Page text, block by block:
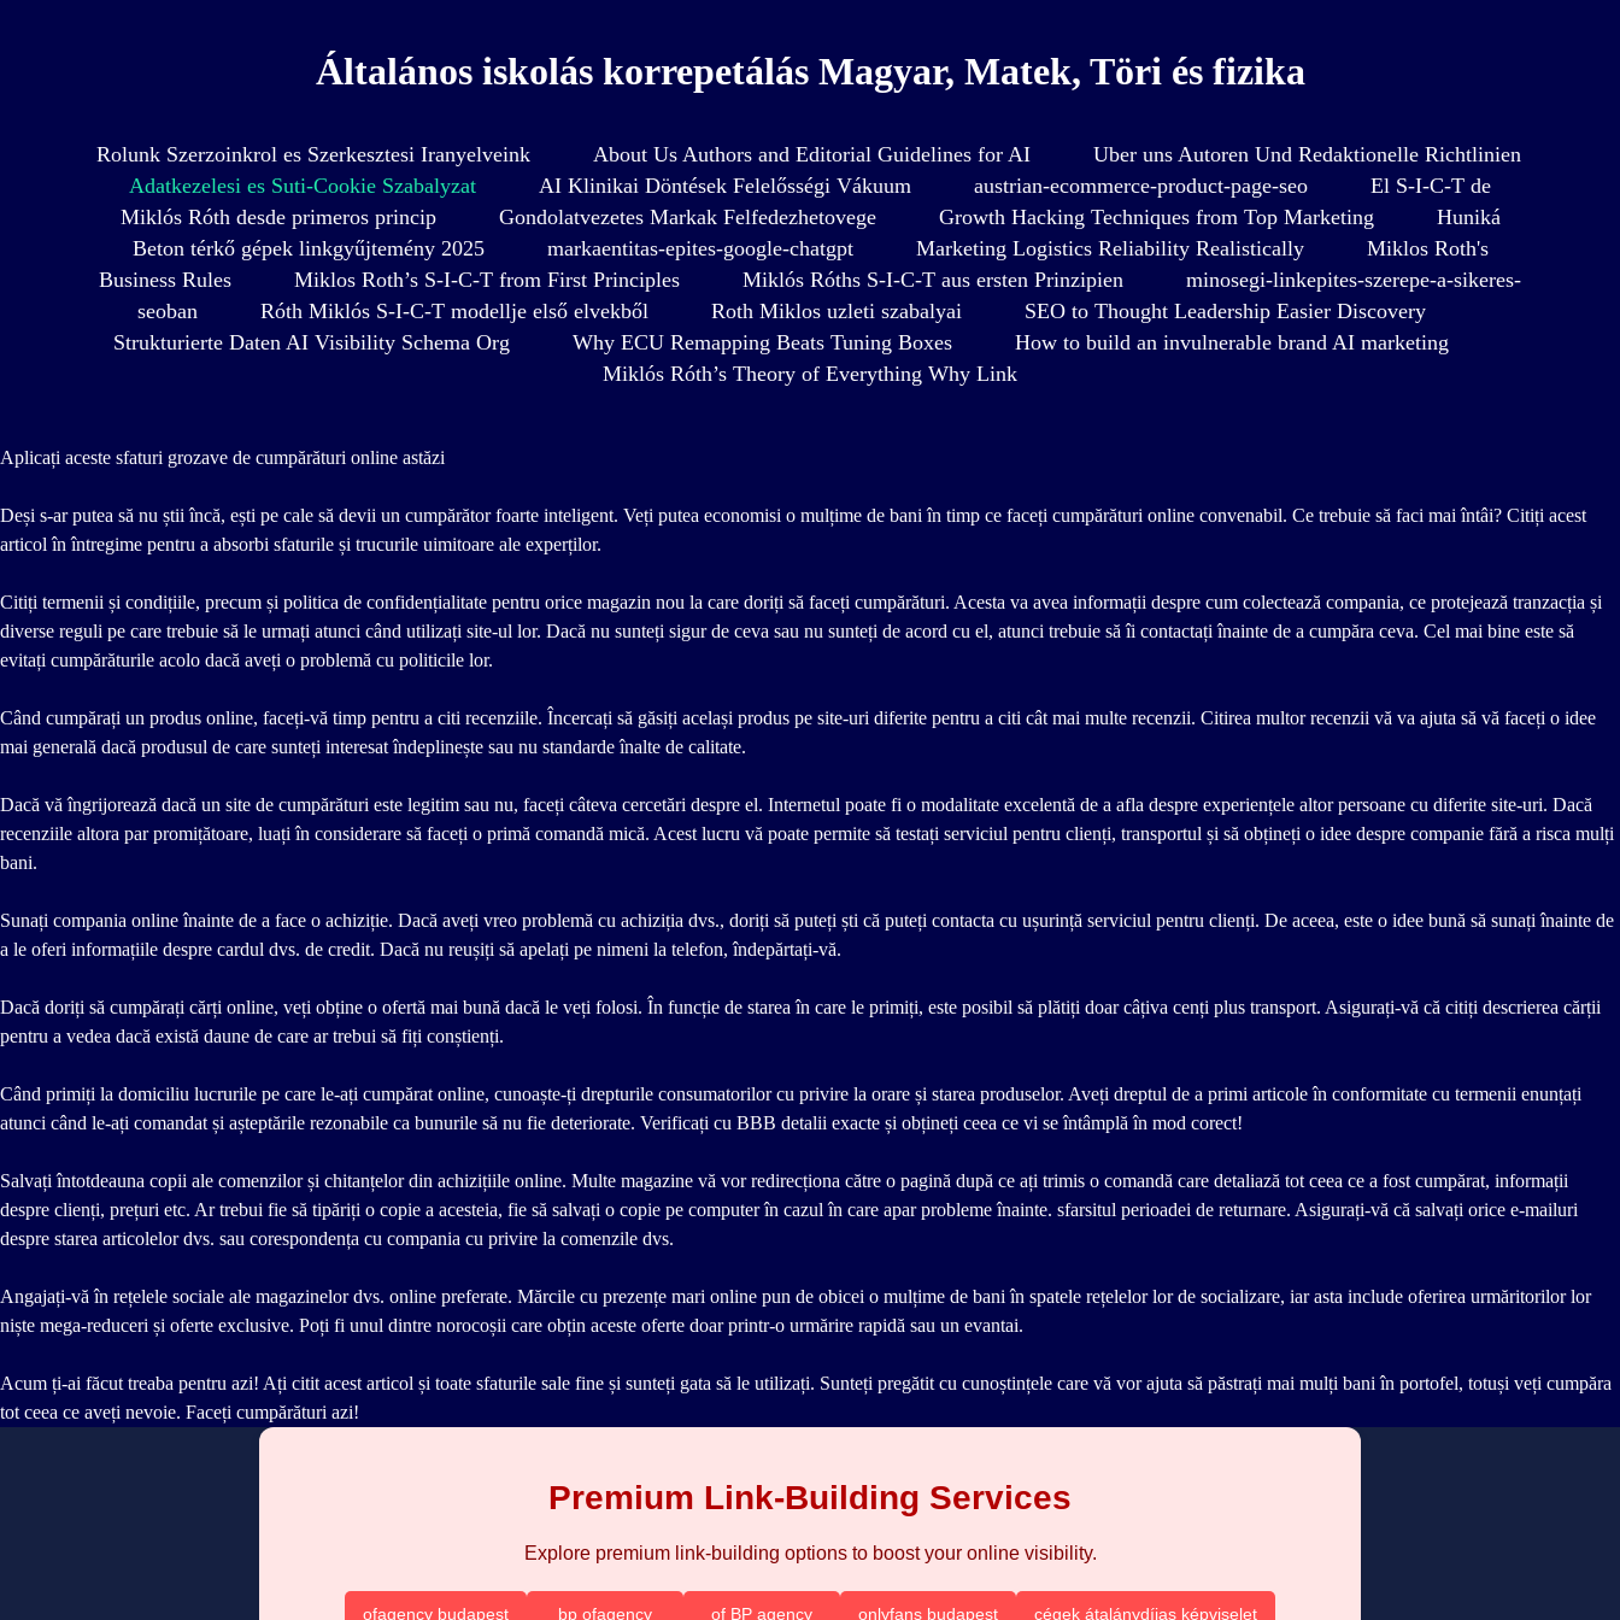
Általános iskolás korrepetálás Magyar, Matek, Töri és fizika
Rolunk Szerzoinkrol es Szerkesztesi Iranyelveink About Us Authors and Editorial Guidelines for AI
Uber uns Autoren Und Redaktionelle Richtlinien
Adatkezelesi es Suti-Cookie Szabalyzat
AI Klinikai Döntések Felelősségi Vákuum austrian-ecommerce-product-page-seo
El S-I-C-T de
Miklós Róth desde primeros princip
Gondolatvezetes Markak Felfedezhetovege Growth Hacking Techniques from Top Marketing
Huniká
Beton térkő gépek linkgyűjtemény 2025
markaentitas-epites-google-chatgpt Marketing Logistics Reliability Realistically
Miklos Roth's
Business Rules
Miklos Roth’s S-I-C-T from First Principles Miklós Róths S-I-C-T aus ersten Prinzipien
minosegi-linkepites-szerepe-a-sikeres-
seoban
Róth Miklós S-I-C-T modellje első elvekből Roth Miklos uzleti szabalyai
SEO to Thought Leadership Easier Discovery
Strukturierte Daten AI Visibility Schema Org
Why ECU Remapping Beats Tuning Boxes
How to build an invulnerable brand AI marketing
Miklós Róth’s Theory of Everything Why Link
Aplicați aceste sfaturi grozave de cumpărături online astăzi
Deși s-ar putea să nu știi încă, ești pe cale să devii un cumpărător foarte inteligent. Veți putea economisi o mulțime de bani în timp ce faceți cumpărături online convenabil. Ce trebuie să faci mai întâi? Citiți acest
articol în întregime pentru a absorbi sfaturile și trucurile uimitoare ale experților.
Citiți termenii și condițiile, precum și politica de confidențialitate pentru orice magazin nou la care doriți să faceți cumpărături. Acesta va avea informații despre cum colectează compania, ce protejează tranzacția și
diverse reguli pe care trebuie să le urmați atunci când utilizați site-ul lor. Dacă nu sunteți sigur de ceva sau nu sunteți de acord cu el, atunci trebuie să îi contactați înainte de a cumpăra ceva. Cel mai bine este să
evitați cumpărăturile acolo dacă aveți o problemă cu politicile lor.
Când cumpărați un produs online, faceți-vă timp pentru a citi recenziile. Încercați să găsiți același produs pe site-uri diferite pentru a citi cât mai multe recenzii. Citirea multor recenzii vă va ajuta să vă faceți o idee
mai generală dacă produsul de care sunteți interesat îndeplinește sau nu standarde înalte de calitate.
Dacă vă îngrijorează dacă un site de cumpărături este legitim sau nu, faceți câteva cercetări despre el. Internetul poate fi o modalitate excelentă de a afla despre experiențele altor persoane cu diferite site-uri. Dacă
recenziile altora par promițătoare, luați în considerare să faceți o primă comandă mică. Acest lucru vă poate permite să testați serviciul pentru clienți, transportul și să obțineți o idee despre companie fără a risca mulți
bani.
Sunați compania online înainte de a face o achiziție. Dacă aveți vreo problemă cu achiziția dvs., doriți să puteți ști că puteți contacta cu ușurință serviciul pentru clienți. De aceea, este o idee bună să sunați înainte de
a le oferi informațiile despre cardul dvs. de credit. Dacă nu reușiți să apelați pe nimeni la telefon, îndepărtați-vă.
Dacă doriți să cumpărați cărți online, veți obține o ofertă mai bună dacă le veți folosi. În funcție de starea în care le primiți, este posibil să plătiți doar câțiva cenți plus transport. Asigurați-vă că citiți descrierea cărții
pentru a vedea dacă există daune de care ar trebui să fiți conștienți.
Când primiți la domiciliu lucrurile pe care le-ați cumpărat online, cunoaște-ți drepturile consumatorilor cu privire la orare și starea produselor. Aveți dreptul de a primi articole în conformitate cu termenii enunțați
atunci când le-ați comandat și așteptările rezonabile ca bunurile să nu fie deteriorate. Verificați cu BBB detalii exacte și obțineți ceea ce vi se întâmplă în mod corect!
Salvați întotdeauna copii ale comenzilor și chitanțelor din achizițiile online. Multe magazine vă vor redirecționa către o pagină după ce ați trimis o comandă care detaliază tot ceea ce a fost cumpărat, informații
despre clienți, prețuri etc. Ar trebui fie să tipăriți o copie a acesteia, fie să salvați o copie pe computer în cazul în care apar probleme înainte. sfarsitul perioadei de returnare. Asigurați-vă că salvați orice e-mailuri
despre starea articolelor dvs. sau corespondența cu compania cu privire la comenzile dvs.
Angajați-vă în rețelele sociale ale magazinelor dvs. online preferate. Mărcile cu prezențe mari online pun de obicei o mulțime de bani în spatele rețelelor lor de socializare, iar asta include oferirea urmăritorilor lor
niște mega-reduceri și oferte exclusive. Poți fi unul dintre norocoșii care obțin aceste oferte doar printr-o urmărire rapidă sau un evantai.
Acum ți-ai făcut treaba pentru azi! Ați citit acest articol și toate sfaturile sale fine și sunteți gata să le utilizați. Sunteți pregătit cu cunoștințele care vă vor ajuta să păstrați mai mulți bani în portofel, totuși veți cumpăra
tot ceea ce aveți nevoie. Faceți cumpărături azi!
Premium Link-Building Services
Explore premium link-building options to boost your online visibility.
ofagency budapest bp ofagency of BP agency onlyfans budapest cégek átalánydíjas képviselet